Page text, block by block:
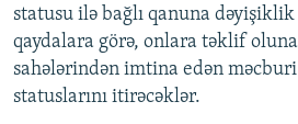
statusu ilə bağlı qanuna
qaydalara görə, onlara təklif
sahələrindən imtina edən
statuslarını itirəcəklər.